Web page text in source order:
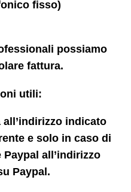
fisso)
possiamo
fattura.
utili:
indicato
e solo in caso di
all’indirizzo
Paypal.